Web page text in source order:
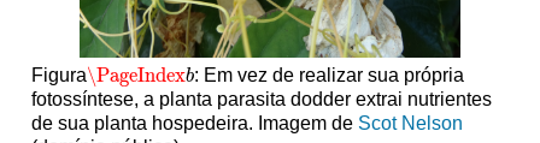
Figura\PageIndexb
\PageIndexb: Em vez de realizar sua própria
fotossíntese, a planta parasita dodder extrai nutrientes
de sua planta hospedeira. Imagem de Scot Nelson